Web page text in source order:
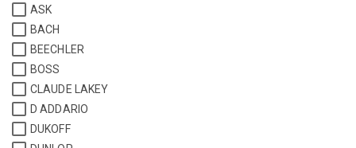
ASK
BACH
BEECHLER
BOSS
CLAUDE LAKEY
D ADDARIO
DUKOFF